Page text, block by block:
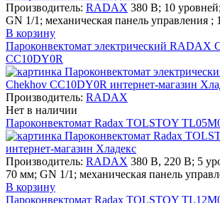
Производитель: RADAX 380 В; 10
GN 1/1; механическая панель управления ;
В корзину
Пароконвектомат электрический RADAX
CC10DY0R
Производитель: RADAX
Нет в наличии
Пароконвектомат Radax TOLSTOY
Производитель: RADAX 380 В, 220 В; 5
70 мм; GN 1/1; механическая панель
В корзину
Пароконвектомат Radax TOLSTOY